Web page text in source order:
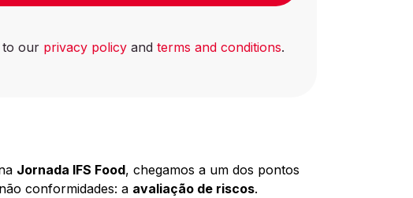
to our privacy policy andterms and conditions.
Jornada IFS Food, chegamos a um dos pontos
conformidades: a avaliação de riscos.